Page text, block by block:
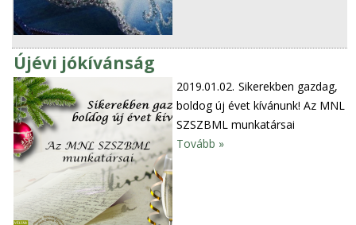
Újévi jókívánság
2019.01.02. Sikerekben gazdag,
boldog új évet kívánunk! Az MNL
SZSZBML munkatársai
Tovább »